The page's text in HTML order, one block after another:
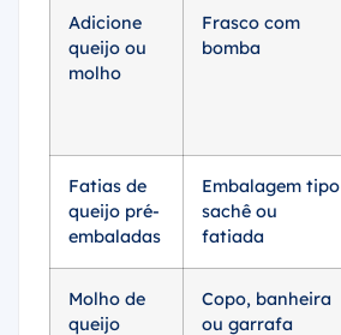
Adicione
queijo ou
molho
Frasco com
bomba
Fatias de
queijo pré-
embaladas
Embalagem tipo
sachê ou
fatiada
Molho de
queijo
Copo, banheira
ou garrafa